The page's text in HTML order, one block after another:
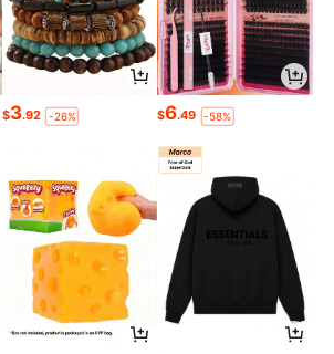
$3.92 -26% $6.49 -58%